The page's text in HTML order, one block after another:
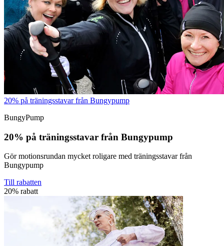
20% på träningsstavar från Bungypump
BungyPump
20% på träningsstavar från Bungypump
Gör motionsrundan mycket roligare med träningsstavar från
Bungypump
Till rabatten
20% rabatt